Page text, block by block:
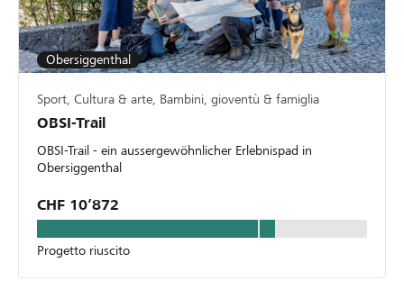
Obersiggenthal
Sport, Cultura & arte, Bambini, gioventù & famiglia
OBSI-Trail
OBSI-Trail - ein aussergewöhnlicher Erlebnispad in
Obersiggenthal
CHF 10’872
Progetto riuscito